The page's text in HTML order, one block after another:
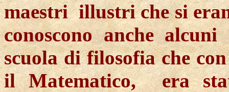
maestri illustri che si
conoscono anche
scuola di filosofia che
il Matematico,
era